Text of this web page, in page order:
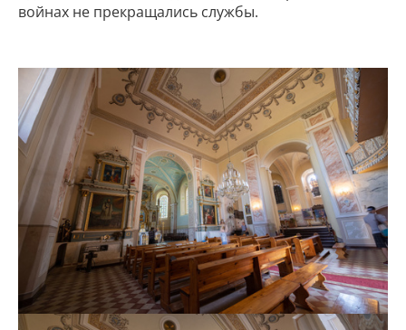
войнах не прекращались службы.